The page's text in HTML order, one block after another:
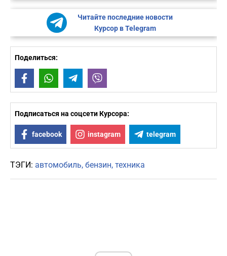
Читайте последние новости
Курсор в Telegram
Поделиться:
FacebookWhatsAppTelegram
Подписаться на соцсети Курсора:
facebook instagram telegram
ТЭГИ: автомобиль бензин техника